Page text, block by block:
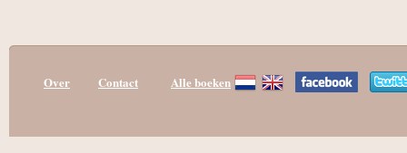
Over Contact Alle boeken